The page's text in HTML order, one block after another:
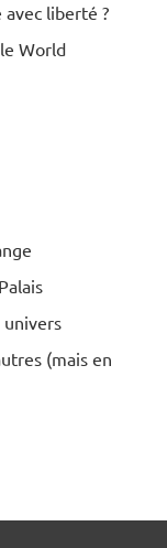
liberté ?
World
(mais en